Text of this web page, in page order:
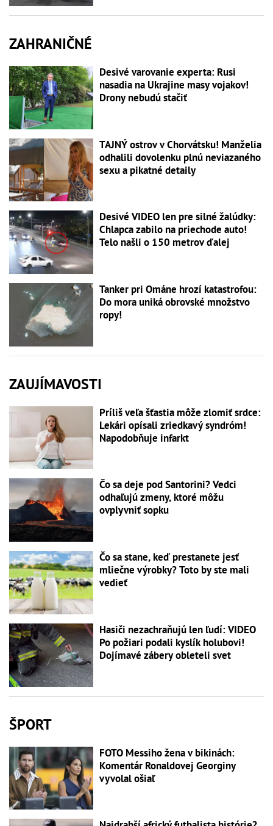
ZAHRANIČNÉ
Desivé varovanie experta: Rusi
nasadia na Ukrajine masy vojakov!
Drony nebudú stačiť
TAJNÝ ostrov v Chorvátsku! Manželia
odhalili dovolenku plnú neviazaného
sexu a pikatné detaily
Desivé VIDEO len pre silné žalúdky:
Chlapca zabilo na priechode auto!
Telo našli o 150 metrov ďalej
Tanker pri Ománe hrozí katastrofou:
Do mora uniká obrovské množstvo
ropy!
ZAUJÍMAVOSTI
Príliš veľa šťastia môže zlomiť srdce:
Lekári opísali zriedkavý syndróm!
Napodobňuje infarkt
Čo sa deje pod Santorini? Vedci
odhaľujú zmeny, ktoré môžu
ovplyvniť sopku
Čo sa stane, keď prestanete jesť
mliečne výrobky? Toto by ste mali
vedieť
Hasiči nezachraňujú len ľudí: VIDEO
Po požiari podali kyslík holubovi!
Dojímavé zábery obleteli svet
ŠPORT
FOTO Messiho žena v bikinách:
Komentár Ronaldovej Georginy
vyvolal ošiaľ